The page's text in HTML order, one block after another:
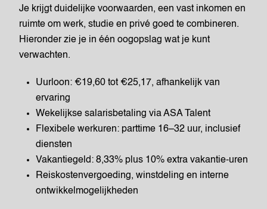
Je krijgt duidelijke voorwaarden, een vast inkomen en
ruimte om werk, studie en privé goed te combineren.
Hieronder zie je in één oogopslag wat je kunt
verwachten.
Uurloon: €19,60 tot €25,17, afhankelijk van
ervaring
Wekelijkse salarisbetaling via ASA Talent
Flexibele werkuren: parttime 16–32 uur, inclusief
diensten
Vakantiegeld: 8,33% plus 10% extra vakantie-uren
Reiskostenvergoeding, winstdeling en interne
ontwikkelmogelijkheden